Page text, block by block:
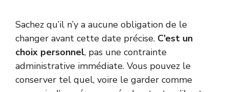
Sachez qu’il n’y a aucune obligation de le
changer avant cette date précise. C’est un
choix personnel, pas une contrainte
administrative immédiate. Vous pouvez le
conserver tel quel, voire le garder comme